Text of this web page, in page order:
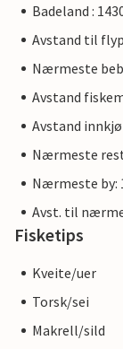
Badeland :
Avstand til
Nærmeste
Avstand
Avstand
Nærmeste
Nærmeste by:
Avst. til
Fisketips
Kveite/uer
Torsk/sei
Makrell/sild